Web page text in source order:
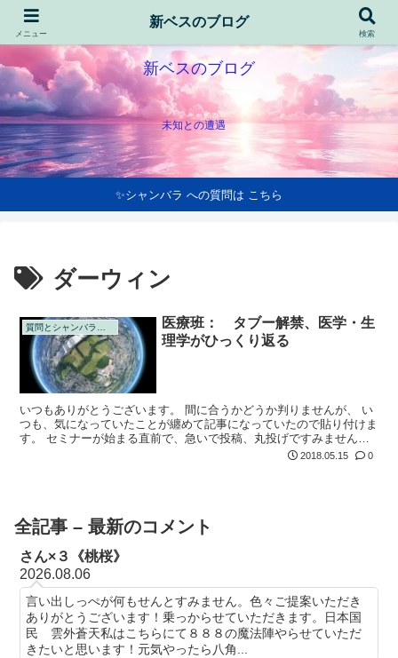
新ベスのブログ
未知との遭遇
✨シャンバラ への質問は こちら
ダーウィン
医療班： タブー解禁、医学・生
理学がひっくり返る
いつもありがとうございます。 間に合うかどうか判りませんが、 い
つも、気になっていたことが纏めて記事になっていたので貼り付けま
す。 セミナーが始まる直前で、急いで投稿、丸投げですみません。
とんでもなかったら出直しますので、医療班の方々、宜しくお願い致
2018.05.15 0
全記事 – 最新のコメント
さん×３《桃桜》
2026.08.06
言い出しっぺが何もせんとすみません。色々ご提案いただき
ありがとうございます！乗っからせていただきます。日本国
民 雲外蒼天私はこちらにて８８８の魔法陣やらせていただ
きたいと思います！元気やったら八角...
メニュー
新ベスのブログ
検索